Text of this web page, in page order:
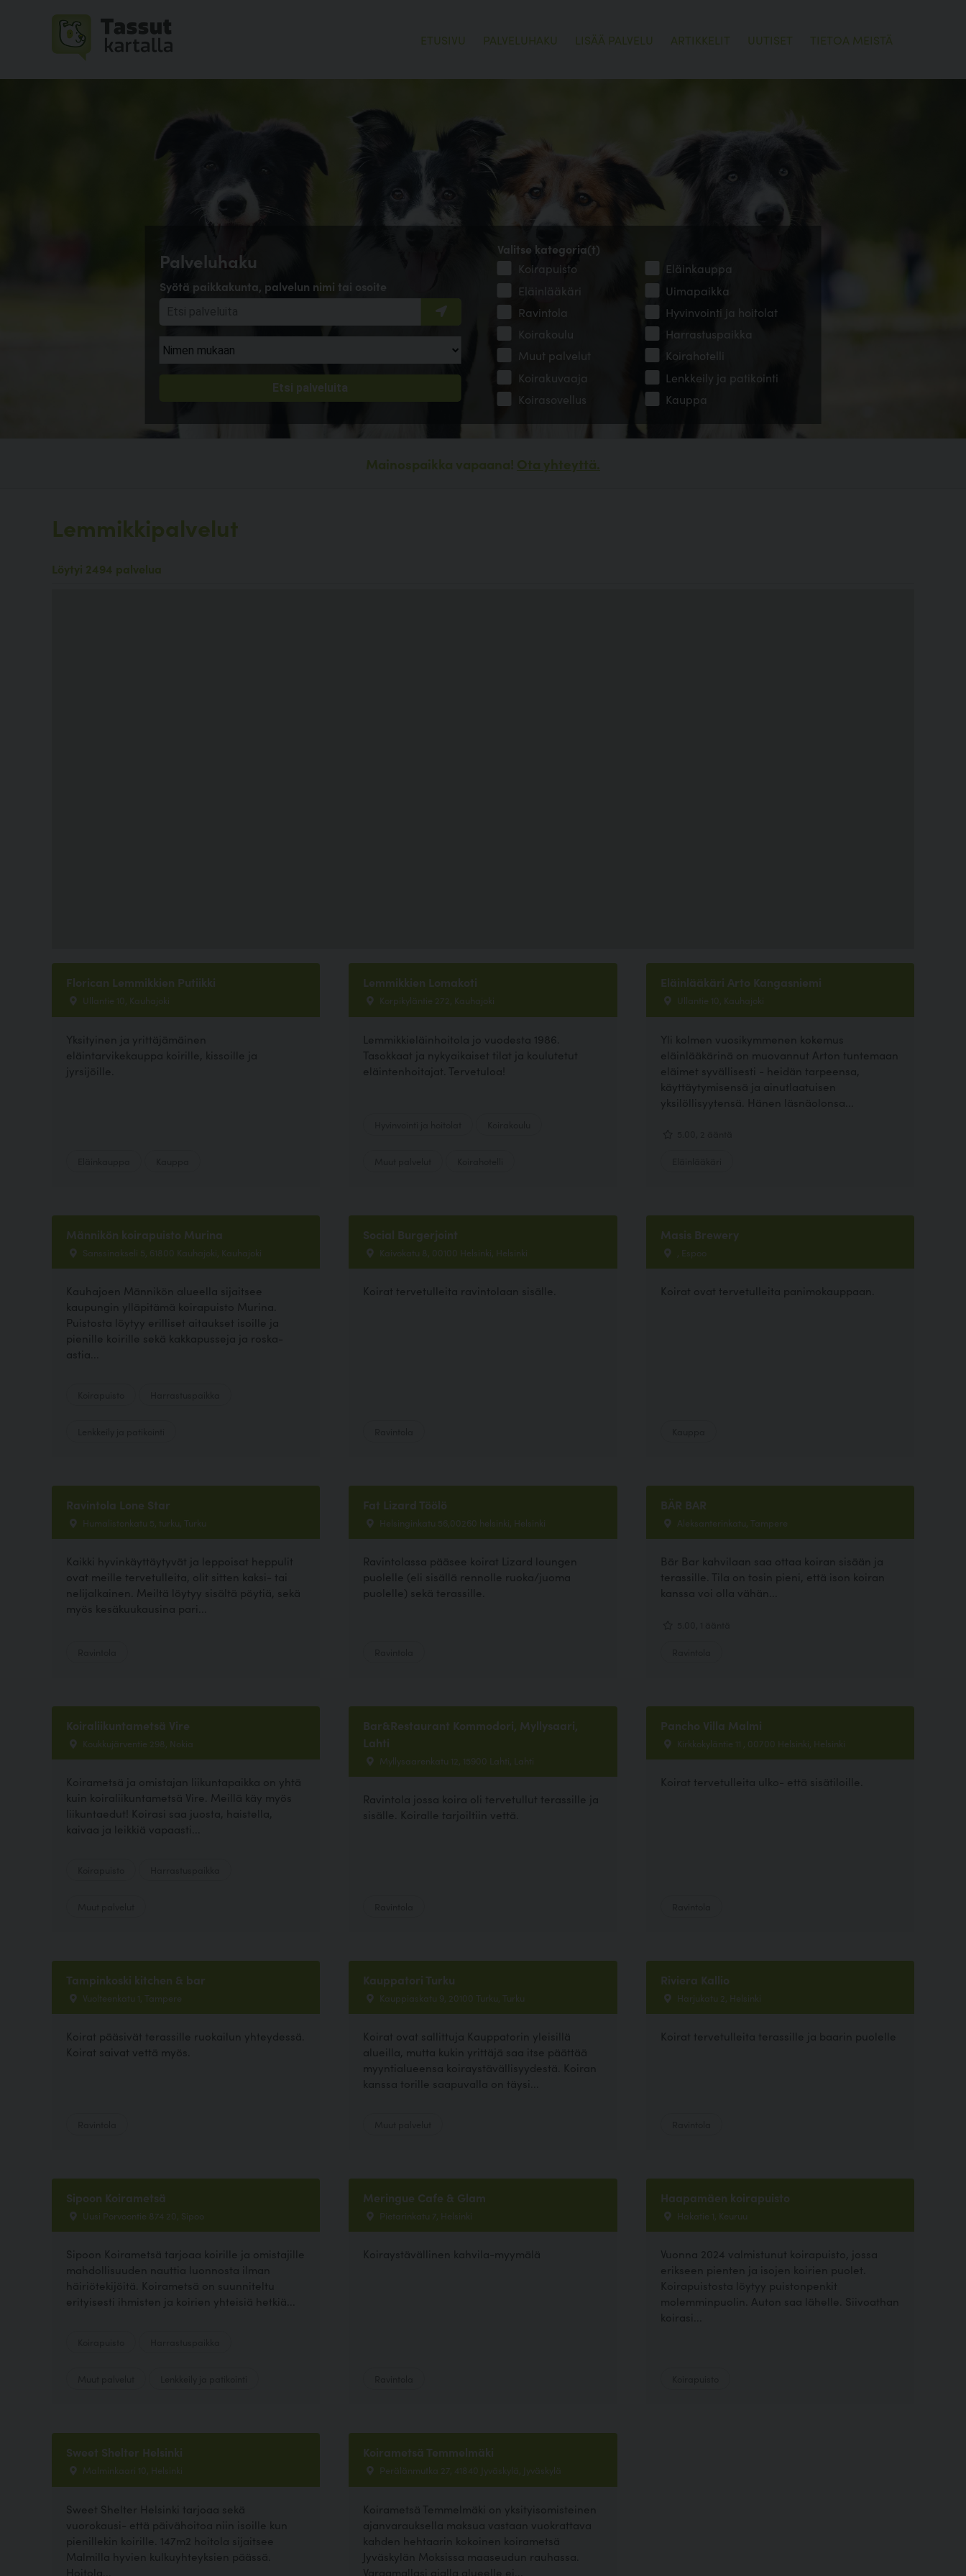
ETUSIVU PALVELUHAKU LISÄÄ PALVELU ARTIKKELIT UUTISET TIETOA MEISTÄ
Palveluhaku
Syötä paikkakunta, palvelun nimi tai osoite
Valitse kategoria(t)
Koirapuisto
Eläinkauppa
Eläinlääkäri
Uimapaikka
Ravintola
Hyvinvointi ja hoitolat
Koirakoulu
Harrastuspaikka
Muut palvelut
Koirahotelli
Koirakuvaaja
Lenkkeily ja patikointi
Koirasovellus
Kauppa
Mainospaikka vapaana! Ota yhteyttä.
Lemmikkipalvelut
Löytyi 2494 palvelua
Florican Lemmikkien Putiikki
Ullantie 10, Kauhajoki
Yksityinen ja yrittäjämäinen
eläintarvikekauppa koirille, kissoille ja
jyrsijöille.
Lemmikkien Lomakoti
Korpikyläntie 272, Kauhajoki
Lemmikkieläinhoitola jo vuodesta 1986.
Tasokkaat ja nykyaikaiset tilat ja koulutetut
eläintenhoitajat. Tervetuloa!
Eläinlääkäri Arto Kangasniemi
Ullantie 10, Kauhajoki
Yli kolmen vuosikymmenen kokemus
eläinlääkärinä on muovannut Arton tuntemaan
eläimet syvällisesti - heidän tarpeensa,
käyttäytymisensä ja ainutlaatuisen
yksilöllisyytensä. Hänen läsnäolonsa...
Männikön koirapuisto Murina
Sanssinakseli 5, 61800 Kauhajoki, Kauhajoki
Kauhajoen Männikön alueella sijaitsee
kaupungin ylläpitämä koirapuisto Murina.
Puistosta löytyy erilliset aitaukset isoille ja
pienille koirille sekä kakkapusseja ja roska-
astia...
Social Burgerjoint
Kaivokatu 8, 00100 Helsinki, Helsinki
Koirat tervetulleita ravintolaan sisälle.
Masis Brewery
, Espoo
Koirat ovat tervetulleita panimokauppaan.
Ravintola Lone Star
Humalistonkatu 5, turku, Turku
Kaikki hyvinkäyttäytyvät ja leppoisat heppulit
ovat meille tervetulleita, olit sitten kaksi- tai
nelijalkainen. Meiltä löytyy sisältä pöytiä, sekä
myös kesäkuukausina pari...
Fat Lizard Töölö
Helsinginkatu 56,00260 helsinki, Helsinki
Ravintolassa pääsee koirat Lizard loungen
puolelle (eli sisällä rennolle ruoka/juoma
puolelle) sekä terassille.
BÄR BAR
Aleksanterinkatu, Tampere
Bär Bar kahvilaan saa ottaa koiran sisään ja
terassille. Tila on tosin pieni, että ison koiran
kanssa voi olla vähän...
Koiraliikuntametsä Vire
Koukkujärventie 298, Nokia
Koirametsä ja omistajan liikuntapaikka on yhtä
kuin koiraliikuntametsä Vire. Meillä käy myös
liikuntaedut! Koirasi saa juosta, haistella,
kaivaa ja leikkiä vapaasti...
Bar&Restaurant Kommodori, Myllysaari,
Lahti
Myllysaarenkatu 12, 15900 Lahti, Lahti
Ravintola jossa koira oli tervetullut terassille ja
sisälle. Koiralle tarjoiltiin vettä.
Pancho Villa Malmi
Kirkkokyläntie 11 , 00700 Helsinki, Helsinki
Koirat tervetulleita ulko- että sisätiloille.
Tampinkoski kitchen & bar
Vuolteenkatu 1, Tampere
Koirat pääsivät terassille ruokailun yhteydessä.
Koirat saivat vettä myös.
Kauppatori Turku
Kauppiaskatu 9, 20100 Turku, Turku
Koirat ovat sallittuja Kauppatorin yleisillä
alueilla, mutta kukin yrittäjä saa itse päättää
myyntialueensa koiraystävällisyydestä. Koiran
kanssa torille saapuvalla on täysi...
Riviera Kallio
Harjukatu 2, Helsinki
Koirat tervetulleita terassille ja baarin puolelle
Sipoon Koirametsä
Uusi Porvoontie 874 20, Sipoo
Sipoon Koirametsä tarjoaa koirille ja omistajille
mahdollisuuden nauttia luonnosta ilman
häiriötekijöitä. Koirametsä on suunniteltu
erityisesti ihmisten ja koirien yhteisiä hetkiä...
Meringue Cafe & Glam
Pietarinkatu 7, Helsinki
Koiraystävällinen kahvila-myymälä
Haapamäen koirapuisto
Hakatie 1, Keuruu
Vuonna 2024 valmistunut koirapuisto, jossa
erikseen pienten ja isojen koirien puolet.
Koirapuistosta löytyy puistonpenkit
molemminpuolin. Auton saa lähelle. Siivoathan
koirasi...
Sweet Shelter Helsinki
Malminkaari 10, Helsinki
Sweet Shelter Helsinki tarjoaa sekä
vuorokausi- että päivähoitoa niin isoille kun
pienillekin koirille. 147m2 hoitola sijaitsee
Malmilla hyvien kulkuyhteyksien päässä.
Hoitola...
Koirametsä Temmelmäki
Perälänmutka 27, 41840 Jyväskylä, Jyväskylä
Koirametsä Temmelmäki on yksityisomisteinen
ajanvarauksella maksua vastaan vuokrattava
kahden hehtaarin kokoinen koirametsä
Jyväskylän Moksissa maaseudun rauhassa.
Varaamallasi ajalla alueelle ei...